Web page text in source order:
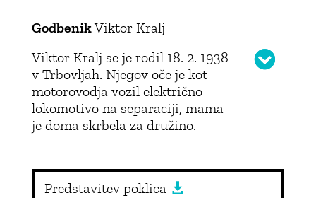
GodbenikViktor Kralj
Viktor Kralj se je rodil 18. 2. 1938
v Trbovljah. Njegov oče je kot
motorovodja vozil električno
lokomotivo na separaciji, mama
je doma skrbela za družino.
Predstavitev poklica